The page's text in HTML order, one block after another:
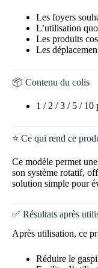
Les foyers
L’utilisation
Les produits
Les
📦 Contenu du colis
1 / 2 / 3 / 5 / 10
⭐ Ce qui rend ce
Ce modèle permet
son système rotatif,
solution simple pour
✅ Résultats après
Après utilisation, ce
Réduire le